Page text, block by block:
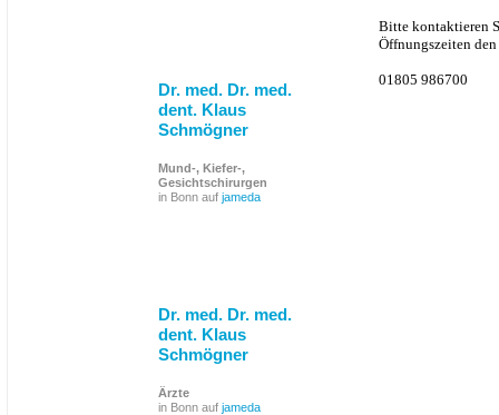
Dr. med. Dr. med.
dent. Klaus
Schmögner
Mund-, Kiefer-,
Gesichtschirurgen
in Bonn auf jameda
Dr. med. Dr. med.
dent. Klaus
Schmögner
Ärzte
in Bonn auf jameda
Bitte kontaktieren
Öffnungszeiten
01805 986700